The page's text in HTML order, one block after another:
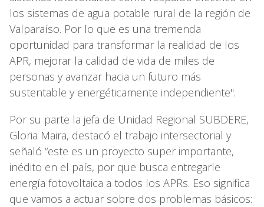
los sistemas de agua potable rural de la región de
Valparaíso. Por lo que es una tremenda
oportunidad para transformar la realidad de los
APR, mejorar la calidad de vida de miles de
personas y avanzar hacia un futuro más
sustentable y energéticamente independiente".
Por su parte la jefa de Unidad Regional SUBDERE,
Gloria Maira, destacó el trabajo intersectorial y
señaló “este es un proyecto super importante,
inédito en el país, por que busca entregarle
energía fotovoltaica a todos los APRs. Eso significa
que vamos a actuar sobre dos problemas básicos: